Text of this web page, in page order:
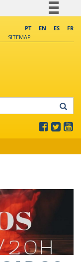
BR
Canais
PT EN ES
FR
SITEMAP